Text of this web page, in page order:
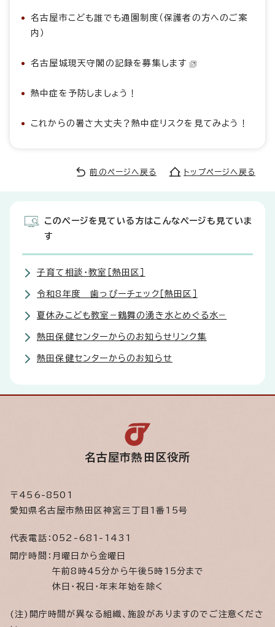
名古屋市こども誰でも通園制度（保護者の方へのご案
内）
名古屋城現天守閣の記録を募集します
熱中症を予防しましょう！
これからの暑さ大丈夫？熱中症リスクを見てみよう！
前のページへ戻る トップページへ戻る
このページを見ている方はこんなページも見ていま
す
子育て相談・教室［熱田区］
令和8年度 歯っぴーチェック［熱田区］
夏休みこども教室−鶴舞の湧き水とめぐる水−
熱田保健センターからのお知らせリンク集
熱田保健センターからのお知らせ
名古屋市熱田区役所
〒456-8501
愛知県名古屋市熱田区神宮三丁目1番15号
代表電話： 052-681-1431
開庁時間： 月曜日から金曜日
午前8時45分から午後5時15分まで
休日・祝日・年末年始を除く
(注)開庁時間が異なる組織、施設がありますのでご注意くださ